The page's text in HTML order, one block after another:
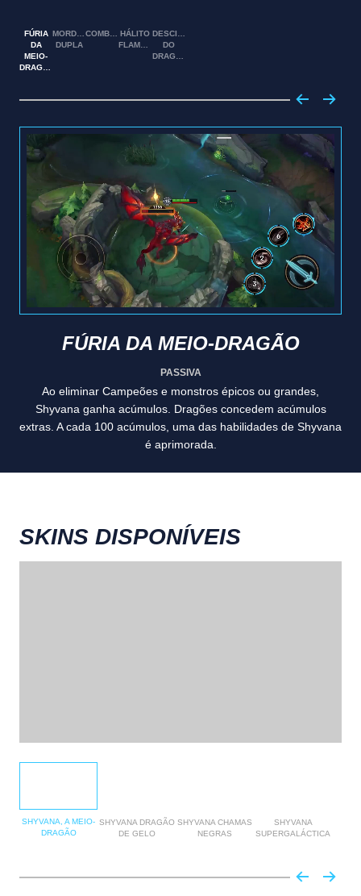
FÚRIA
DA
MEIO-
MORDIDA
DUPLA
HÁLITO DESCIDA
DO
FÚRIA DA MEIO-DRAGÃO
PASSIVA
Ao eliminar Campeões e monstros épicos ou grandes,
Shyvana ganha acúmulos. Dragões concedem acúmulos
extras. A cada 100 acúmulos, uma das habilidades de Shyvana
é aprimorada.
SKINS DISPONÍVEIS
SHYVANA, A MEIO-
DRAGÃO
SHYVANA DRAGÃO
DE GELO
SHYVANA CHAMAS
NEGRAS
SHYVANA
SUPERGALÁCTICA